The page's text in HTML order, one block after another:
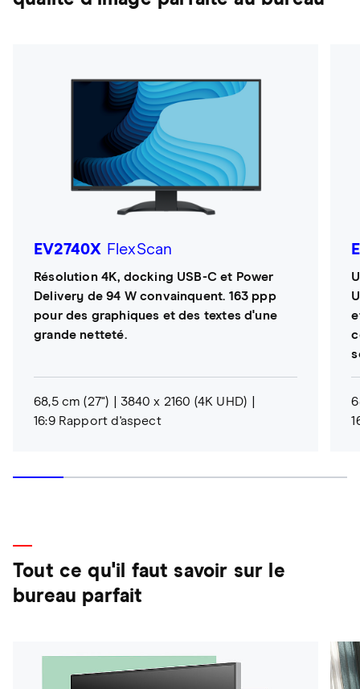
EV2740X FlexScan
Résolution 4K, docking USB-C et Power
Delivery de 94 W convainquent. 163 ppp
pour des graphiques et des textes d'une
grande netteté.
68,5 cm (27")
3840 x 2160 (4K UHD)
16:9 Rapport d'aspect
Tout ce qu'il faut savoir sur le
bureau parfait